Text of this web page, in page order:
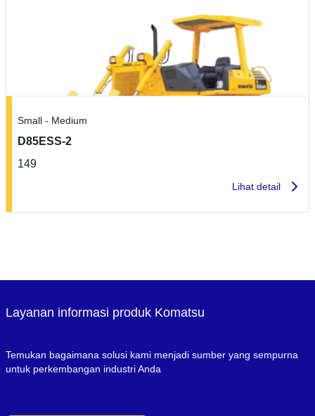
Small - Medium
D85ESS-2
149
Lihat detail
Layanan informasi produk Komatsu
Temukan bagaimana solusi kami menjadi sumber yang sempurna
untuk perkembangan industri Anda